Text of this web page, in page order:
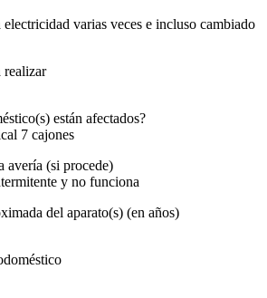
electricidad varias veces e incluso cambiado
realizar
están afectados?
7 cajones
avería (si procede)
y no funciona
del aparato(s) (en años)